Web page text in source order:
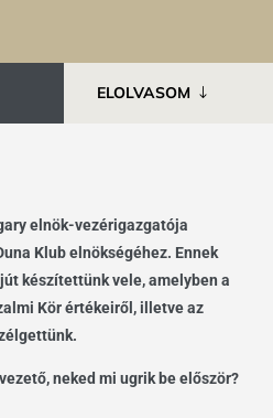
ELOLVASOM
elnök-vezérigazgatója
Klub elnökségéhez. Ennek
készítettünk vele, amelyben a
Kör értékeiről, illetve az
neked mi ugrik be először?